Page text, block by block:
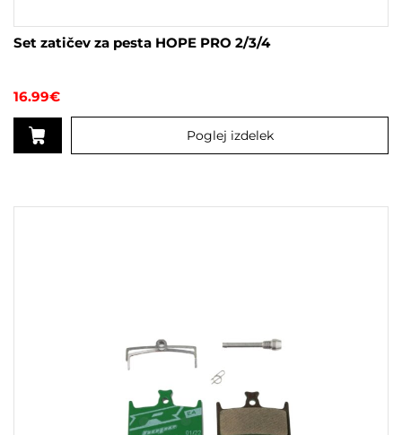
Set zatičev za pesta HOPE PRO 2/3/4
16.99€
Poglej izdelek